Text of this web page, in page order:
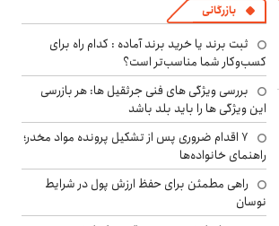
بازرگانی
ثبت برند یا خرید برند آماده : کدام راه برای
کسب‌وکار شما مناسب‌تر است؟
بررسی ویژگی های فنی جرثقیل ها: هر بازرسی
این ویژگی ها را باید بلد باشد
۷ اقدام ضروری پس از تشکیل پرونده مواد مخدر؛
راهنمای خانواده‌ها
راهی مطمئن برای حفظ ارزش پول در شرایط
نوسان